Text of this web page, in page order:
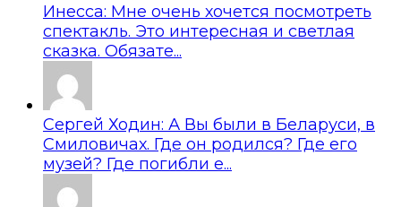
Инесса: Мне очень хочется посмотреть
спектакль. Это интересная и светлая
сказка. Обязате...
Сергей Ходин: А Вы были в Беларуси, в
Смиловичах. Где он родился? Где его
музей? Где погибли е...